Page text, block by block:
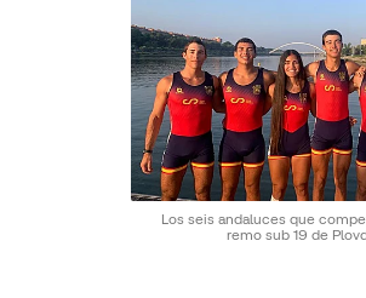
Los seis andaluces que
remo sub 19 de